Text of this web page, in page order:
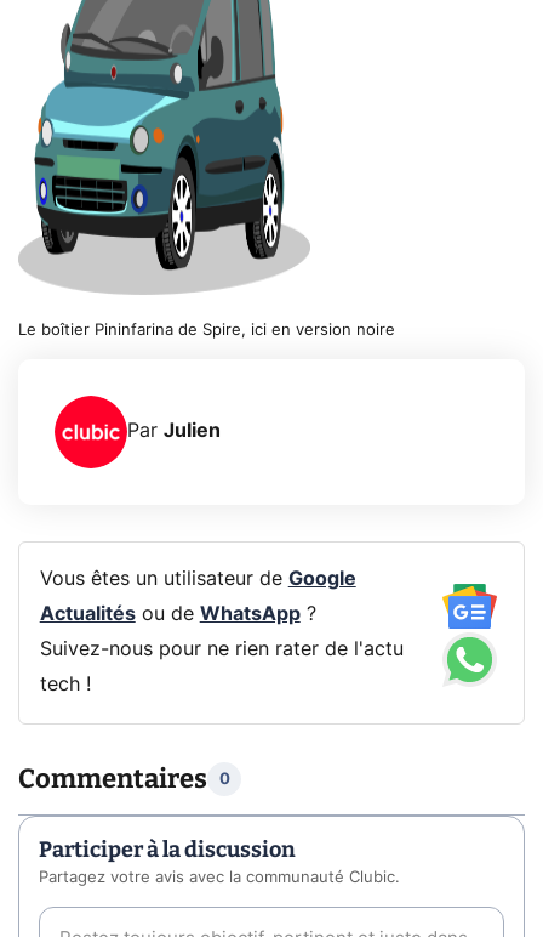
Le boîtier Pininfarina de Spire, ici en version noire
Par Julien
Vous êtes un utilisateur de Google
Actualitésou de WhatsApp?
Suivez-nous pour ne rien rater de l'actu
tech !
Commentaires 0
Participer à la discussion
Partagez votre avis avec la communauté Clubic.